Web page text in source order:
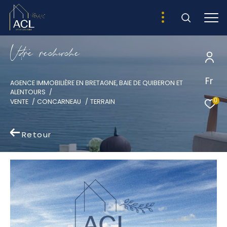
Fr
0
Vore recece
AGENCE IMMOBILIÈRE EN BRETAGNE, BAIE DE QUIBERON ET
ALENTOURS
VENTE
CONCARNEAU TERRAIN
Retour